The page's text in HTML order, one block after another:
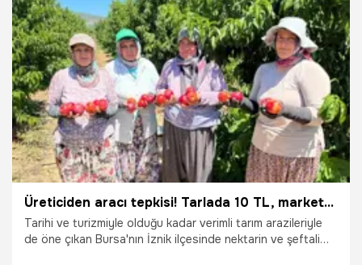
4.08.2026 Gündem
Üreticiden aracı tepkisi! Tarlada 10 TL, markette 100 TL
Tarihi ve turizmiyle olduğu kadar verimli tarım arazileriyle
de öne çıkan Bursa'nın İznik ilçesinde nektarin ve şeftali